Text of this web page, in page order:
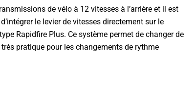
de vélo à 12 vitesses à l’arrière et il est
le levier de vitesses directement sur le
Rapidfire Plus. Ce système permet de changer de
pratique pour les changements de rythme